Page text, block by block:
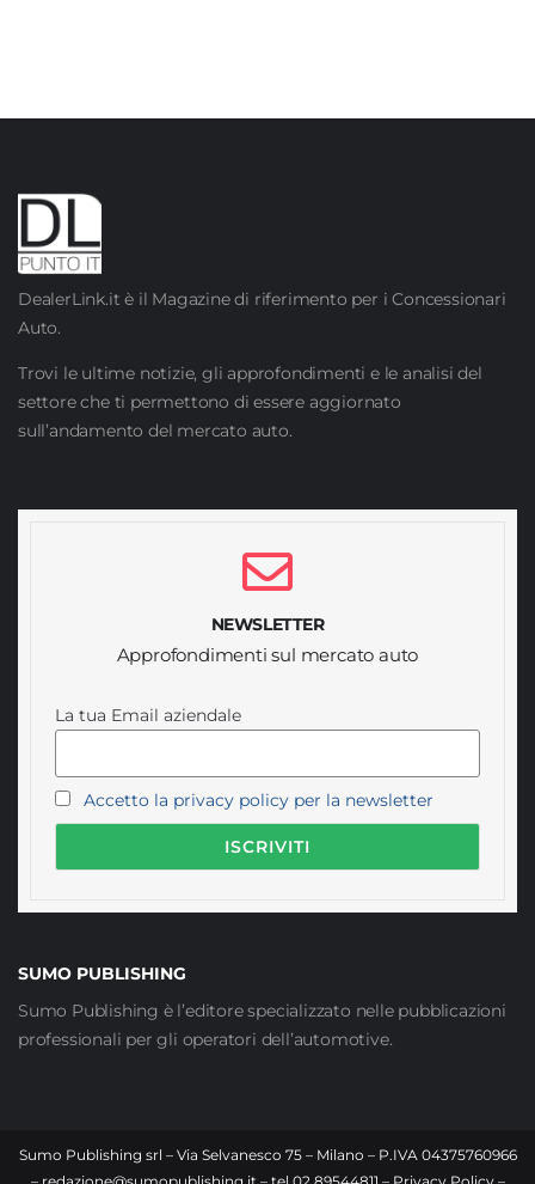
DealerLink.it è il Magazine di riferimento per i Concessionari
Auto.
Trovi le ultime notizie, gli approfondimenti e le analisi del
settore che ti permettono di essere aggiornato
sull’andamento del mercato auto.
NEWSLETTER
Approfondimenti sul mercato auto
La tua Email aziendale
Accetto la privacy policy per la newsletter
SUMO PUBLISHING
Sumo Publishing è l’editore specializzato nelle pubblicazioni
professionali per gli operatori dell’automotive.
Sumo Publishing srl – Via Selvanesco 75 – Milano – P.IVA 04375760966